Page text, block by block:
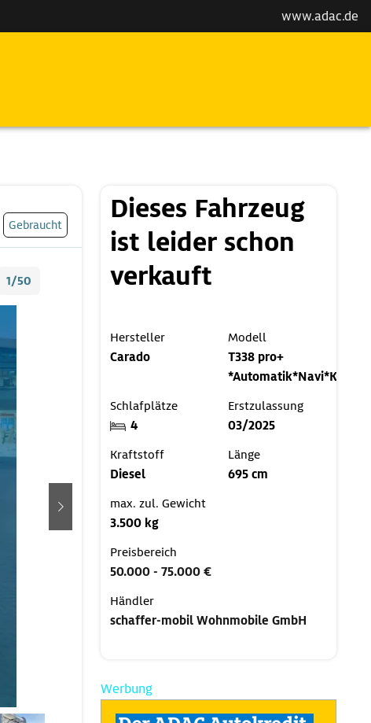
www.adac.de
Gebraucht
1/50
weiter
Dieses Fahrzeug
ist leider schon
verkauft
Hersteller
Carado
Modell
T338 pro+
Schlafplätze
4
Erstzulassung
03/2025
Kraftstoff
Diesel
Länge
695 cm
max. zul. Gewicht
3.500 kg
Preisbereich
50.000 - 75.000 €
Händler
schaffer-mobil Wohnmobile GmbH
Werbung